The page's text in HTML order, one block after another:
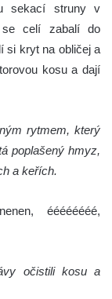
sekací struny v
se celí zabalí do
si kryt na obličej a
kosu a dají
rytmem, který
poplašený hmyz,
a keřích.
éééééééé,
očistili kosu a